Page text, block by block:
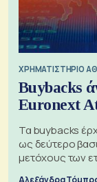
XΡΗΜΑΤΙΣΤΗΡΙΟ
Buybacks
Euronext
Τα buybacks
ως δεύτερο
μετόχους των
Αλεξάνδρα